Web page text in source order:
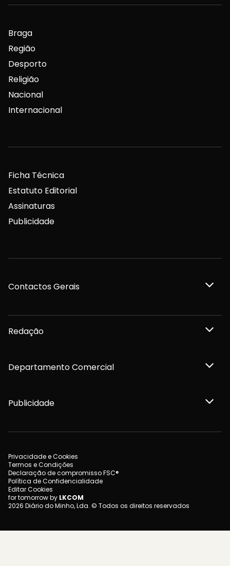
Braga
Região
Desporto
Religião
Nacional
Internacional
Ficha Técnica
Estatuto Editorial
Assinaturas
Publicidade
Contactos Gerais
Redação
Departamento Comercial
Publicidade
Privacidade e Cookies
Termos e Condições
Declaração de compromisso FSC®
Política de Confidencialidade
Editar Cookies
for tomorrow by LKCOM
2026 Diário do Minho, Lda. © Todos os direitos reservados